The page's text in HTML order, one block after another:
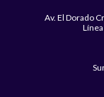
Av. El Dorado